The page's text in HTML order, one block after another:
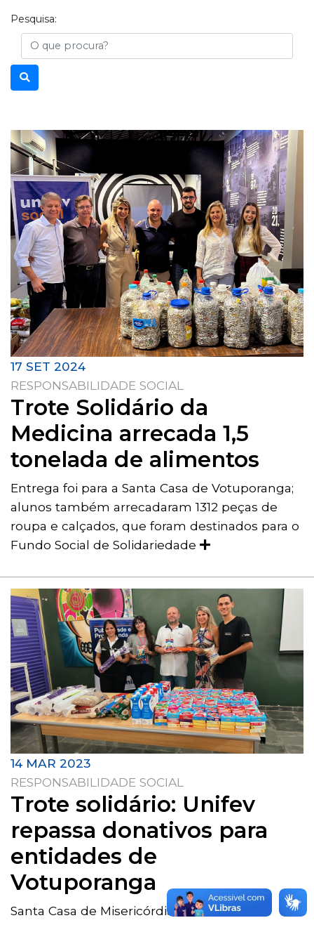
Pesquisa:
Busca
17 SET 2024
RESPONSABILIDADE SOCIAL
Trote Solidário da
Medicina arrecada 1,5
tonelada de alimentos
Entrega foi para a Santa Casa de Votuporanga;
alunos também arrecadaram 1312 peças de
roupa e calçados, que foram destinados para o
Fundo Social de Solidariedade
14 MAR 2023
RESPONSABILIDADE SOCIAL
Trote solidário: Unifev
repassa donativos para
entidades de
Votuporanga
Santa Casa de Misericórdia e Recanto "Tia